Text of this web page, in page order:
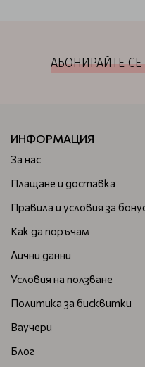
АБОНИРАЙТЕ
ИНФОРМАЦИЯ
За нас
Плащане и доставка
Правила и условия за
Как да поръчам
Лични данни
Условия на ползване
Политика за бисквитки
Ваучери
Блог